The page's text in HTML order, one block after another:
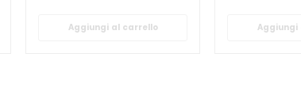
Aggiungi al carrello Aggiungi